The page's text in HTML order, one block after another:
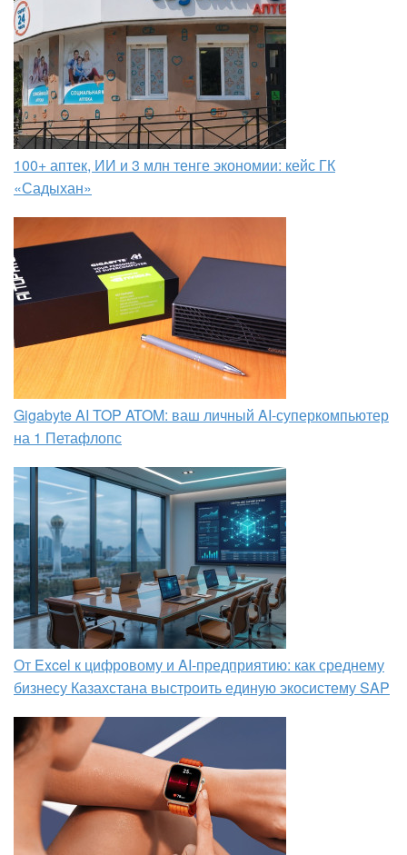
100+ аптек, ИИ и 3 млн тенге экономии: кейс ГК
«Садыхан»
Gigabyte AI TOP ATOM: ваш личный AI-суперкомпьютер
на 1 Петафлопс
От Excel к цифровому и AI‑предприятию: как среднему
бизнесу Казахстана выстроить единую экосистему SAP